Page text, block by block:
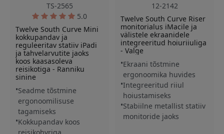
TS-2565
5.0
Twelve South Curve Mini
kokkupandav ja
reguleeritav statiiv iPadi
ja tahvelarvutite jaoks
koos kaasasoleva
reisikotiga - Ranniku
sinine
Seadme tõstmine
ergonoomilisuse
tagamiseks
Kokkupandav koos
reisikohvriga
12-2142
Twelve South Curve Riser
monitorialus iMacile ja
välistele ekraanidele
integreeritud hoiuriiuliga
- Valge
Ekraani tõstmine
ergonoomika huvides
Integreeritud riiul
hoiustamiseks
Stabiilne metallist statiiv
monitoride jaoks